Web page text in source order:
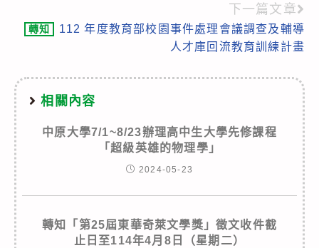
下一篇文章
轉知
112 年度教育部校園事件處理會議調查及輔導
人才庫回流教育訓練計畫
相關內容
中原大學7/1~8/23辦理高中生大學先修課程
「超級英雄的物理學」
2024-05-23
轉知「第25屆東華奇萊文學獎」徵文收件截
止日至114年4月8日（星期二）